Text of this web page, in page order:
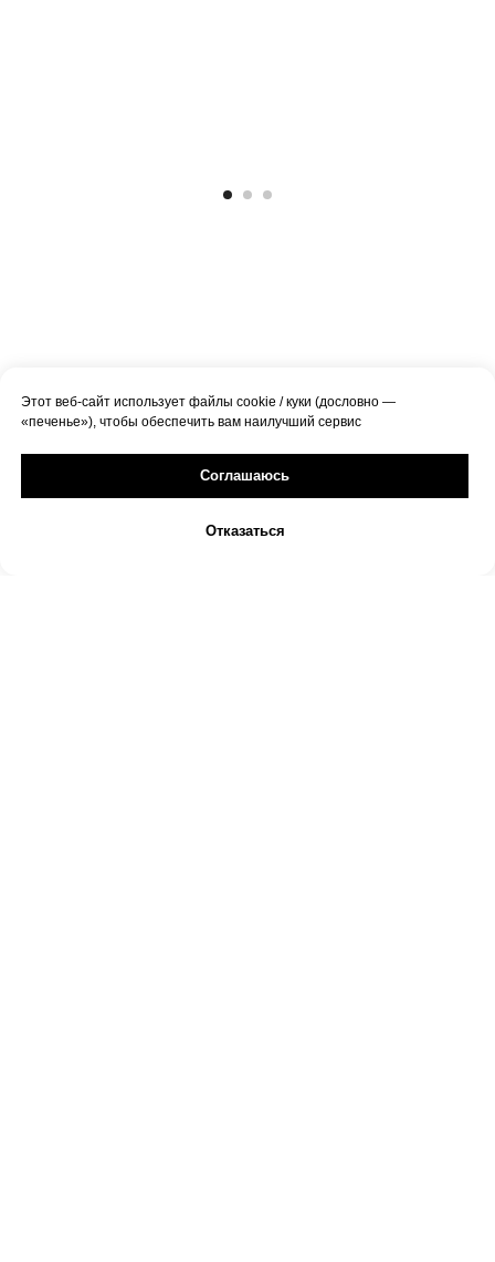
Этот веб-сайт использует файлы cookie / куки (дословно —
«печенье»), чтобы обеспечить вам наилучший сервис
Соглашаюсь
Отказаться